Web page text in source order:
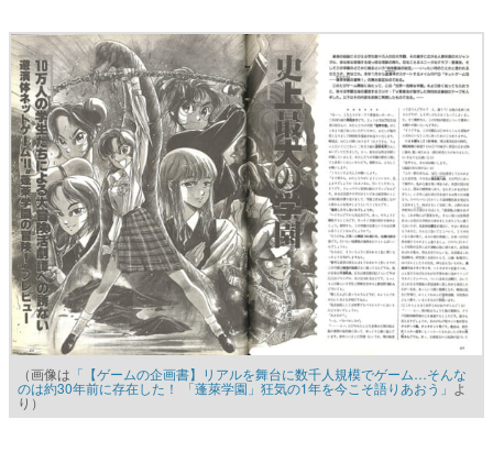
（画像は 「【ゲームの企画書】リアルを舞台に数千人規模でゲーム…そんな
のは約30年前に存在した！ 「蓬萊学園」狂気の1年を今こそ語りあおう」 よ
り）